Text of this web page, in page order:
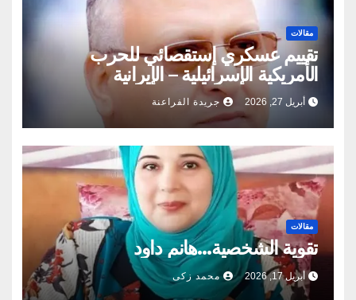
مقالات
تقييم عسكري إستقصائي للحرب
الأمريكية الإسرائيلية – الإيرانية
أبريل 27, 2026 جريدة الفراعنة
مقالات
تقوية الشخصية…هانم داود
أبريل 17, 2026 محمد زكى